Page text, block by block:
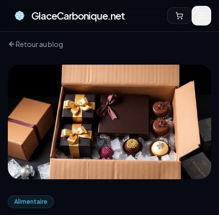
GlaceCarbonique.net
Retour au blog
Alimentaire